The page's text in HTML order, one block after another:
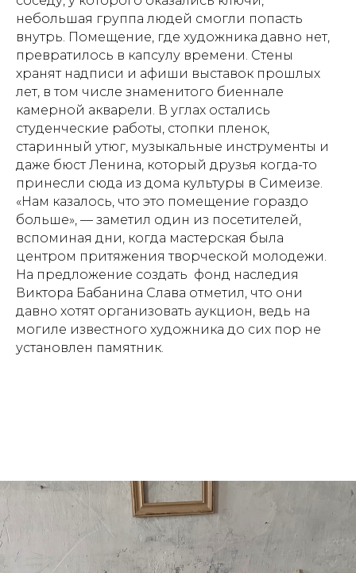
небольшая группа людей смогли попасть
внутрь. Помещение, где художника давно нет,
превратилось в капсулу времени. Стены
хранят надписи и афиши выставок прошлых
лет, в том числе знаменитого биеннале
камерной акварели. В углах остались
студенческие работы, стопки пленок,
старинный утюг, музыкальные инструменты и
даже бюст Ленина, который друзья когда-то
принесли сюда из дома культуры в Симеизе.
«Нам казалось, что это помещение гораздо
больше», — заметил один из посетителей,
вспоминая дни, когда мастерская была
центром притяжения творческой молодежи.
На предложение создать фонд наследия
Виктора Бабанина Слава отметил, что они
давно хотят организовать аукцион, ведь на
могиле известного художника до сих пор не
установлен памятник.